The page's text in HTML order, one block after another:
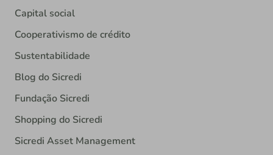
Capital social
Cooperativismo de crédito
Sustentabilidade
Blog do Sicredi
Fundação Sicredi
Shopping do Sicredi
Sicredi Asset Management